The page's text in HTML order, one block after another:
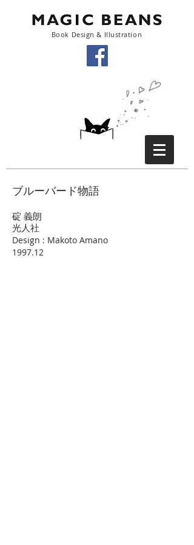
Book Design & Illustration
ブルーバード物語
碇 義朗
光人社
Design : Makoto Amano
1997.12